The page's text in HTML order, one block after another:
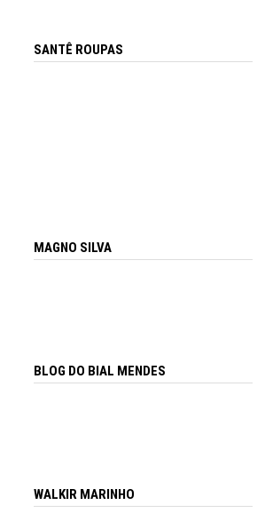
SANTÊ ROUPAS
MAGNO SILVA
BLOG DO BIAL MENDES
WALKIR MARINHO